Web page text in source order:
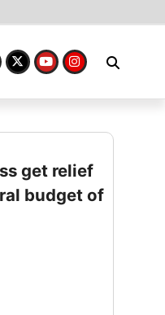
get relief
budget of